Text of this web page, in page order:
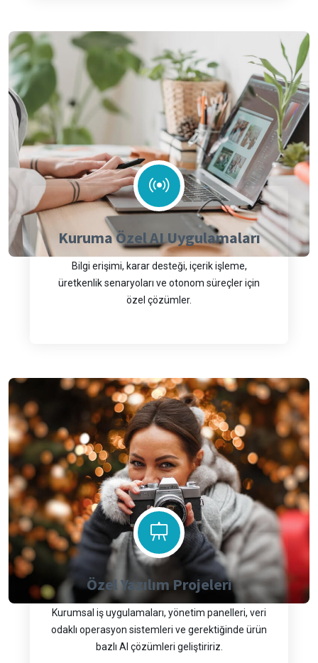
Kuruma Özel AI Uygulamaları
Bilgi erişimi, karar desteği, içerik işleme,
üretkenlik senaryoları ve otonom süreçler için
özel çözümler.
Özel Yazılım Projeleri
Kurumsal iş uygulamaları, yönetim panelleri, veri
odaklı operasyon sistemleri ve gerektiğinde ürün
bazlı AI çözümleri geliştiririz.